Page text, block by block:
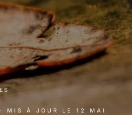
· MIS À JOUR LE 12 MAI